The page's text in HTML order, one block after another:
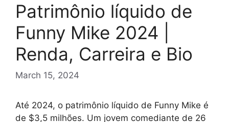
Patrimônio líquido de
Funny Mike 2024 |
Renda, Carreira e Bio
March 15, 2024
Até 2024, o patrimônio líquido de Funny Mike é
de $3,5 milhões. Um jovem comediante de 26